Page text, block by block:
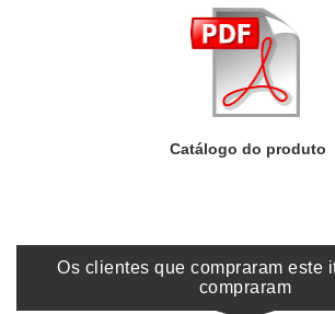
Catálogo do produto
Os clientes que compraram este
compraram